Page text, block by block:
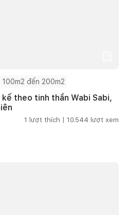
100m2 đến 200m2
theo tinh thần Wabi Sabi,
1 lượt thích | 10.544 lượt xem